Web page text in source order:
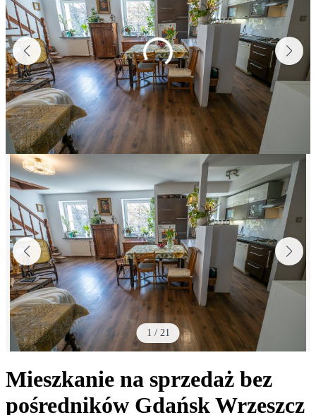
1 / 21
Mieszkanie na sprzedaż bez
pośredników Gdańsk Wrzeszcz